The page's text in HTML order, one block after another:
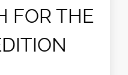
FOR THE